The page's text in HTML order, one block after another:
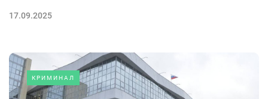
17.09.2025
КРИМИНАЛ